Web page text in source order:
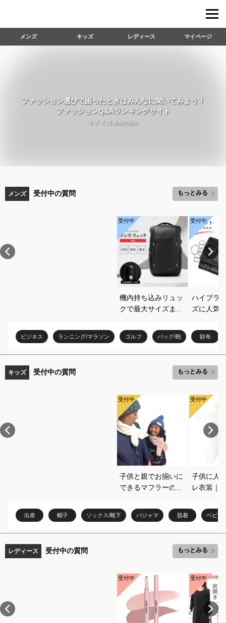
メンズ キッズ レディース マイページ
ファッション選びで困ったときはみんなに聞いてみよう！
ファッションQ&Aランキングサイト
キテミヨ-kitemiyo-
メンズ 受付中の質問 もっとみる
受付中
機内持ち込みリュッ
クで最大サイズまで
受付中
ハイブラ
ズに人気
おすすめ
ださい
ビジネス ランニング/マラソン ゴルフ バッグ/鞄 財布
キッズ 受付中の質問 もっとみる
受付中
子供と親でお揃いに
できるマフラーのお
さい
受付中
子供に人
レ衣装｜
教えてく
出産 帽子 ソックス/靴下 パジャマ 肌着 ベビー
レディース 受付中の質問 もっとみる
受付中 受付中